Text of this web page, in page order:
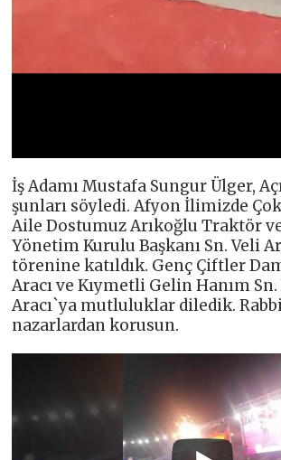
İş Adamı Mustafa Sungur Ülger,
şunları söyledi. Afyon İlimizde
Aile Dostumuz Arıkoğlu Traktör
Yönetim Kurulu Başkanı Sn. Veli
törenine katıldık. Genç Çiftler
Aracı ve Kıymetli Gelin Hanım
Aracı`ya mutluluklar diledik.
nazarlardan korusun.